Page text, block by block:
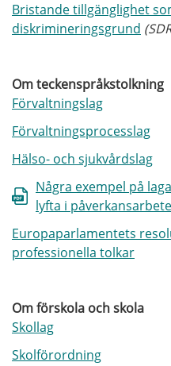
Bristande tillgänglighet
diskrimineringsgrund
Om teckenspråkstolkning
Förvaltningslag
Förvaltningsprocesslag
Hälso- och sjukvårdslag
Några exempel på
lyfta i påverkansarbete
Europaparlamentets
professionella tolkar
Om förskola och skola
Skollag
Skolförordning